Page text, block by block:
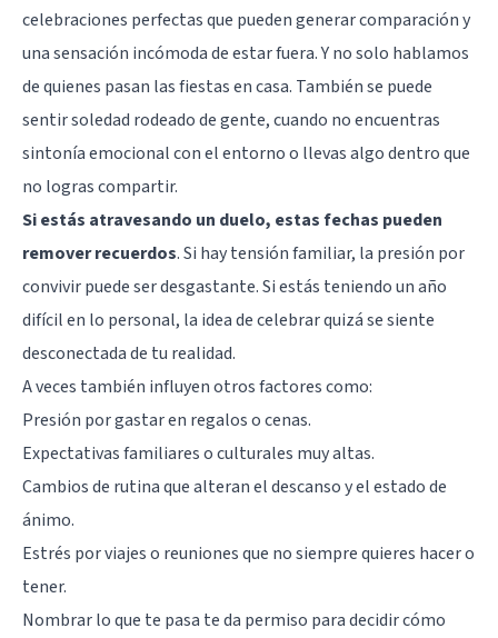
celebraciones perfectas que pueden generar comparación y
una sensación incómoda de estar fuera. Y no solo hablamos
de quienes pasan las fiestas en casa. También se puede
sentir soledad rodeado de gente, cuando no encuentras
sintonía emocional con el entorno o llevas algo dentro que
no logras compartir.
Si estás atravesando un duelo, estas fechas pueden
remover recuerdos. Si hay tensión familiar, la presión por
convivir puede ser desgastante. Si estás teniendo un año
difícil en lo personal, la idea de celebrar quizá se siente
desconectada de tu realidad.
A veces también influyen otros factores como:
Presión por gastar en regalos o cenas.
Expectativas familiares o culturales muy altas.
Cambios de rutina que alteran el descanso y el estado de
ánimo.
Estrés por viajes o reuniones que no siempre quieres hacer o
tener.
Nombrar lo que te pasa te da permiso para decidir cómo